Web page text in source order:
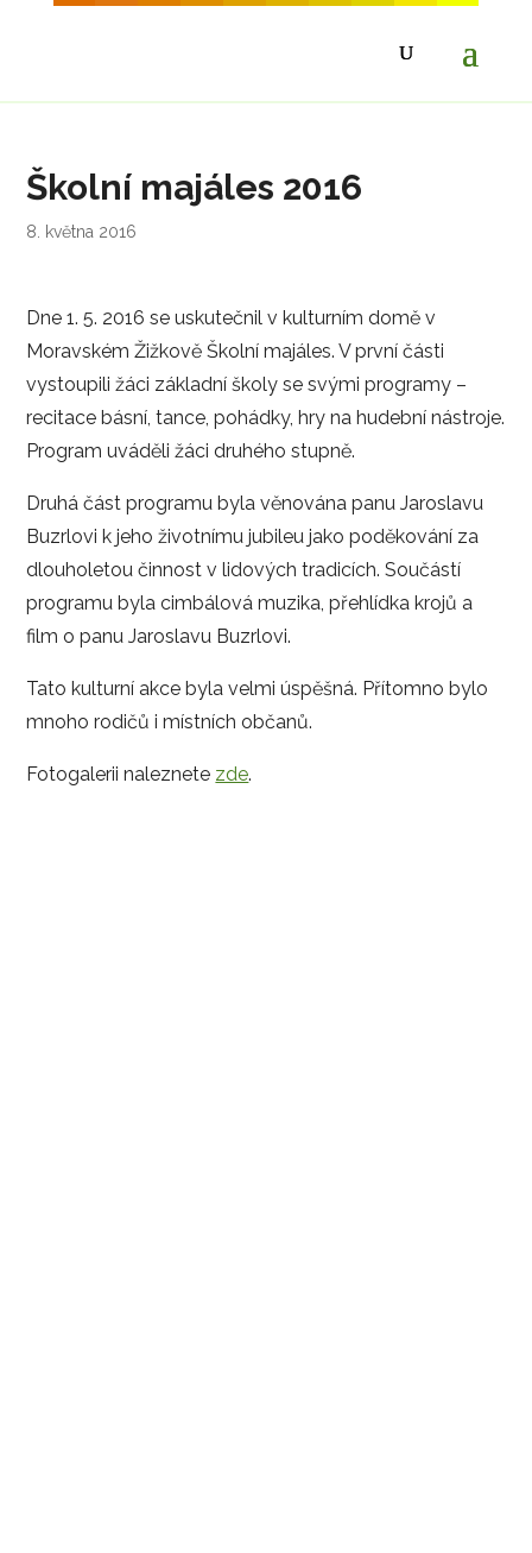
Školní majáles 2016
8. května 2016
Dne 1. 5. 2016 se uskutečnil v kulturním domě v
Moravském Žižkově Školní majáles. V první části
vystoupili žáci základní školy se svými programy –
recitace básní, tance, pohádky, hry na hudební nástroje.
Program uváděli žáci druhého stupně.
Druhá část programu byla věnována panu Jaroslavu
Buzrlovi k jeho životnímu jubileu jako poděkování za
dlouholetou činnost v lidových tradicích. Součástí
programu byla cimbálová muzika, přehlídka krojů a
film o panu Jaroslavu Buzrlovi.
Tato kulturní akce byla velmi úspěšná. Přítomno bylo
mnoho rodičů i místních občanů.
Fotogalerii naleznete zde.